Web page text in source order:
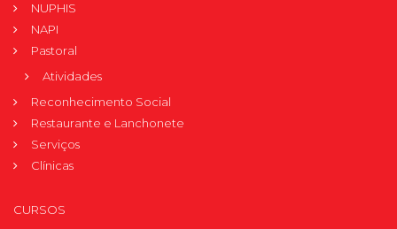
NUPHIS
NAPI
Pastoral
Atividades
Reconhecimento Social
Restaurante e Lanchonete
Serviços
Clínicas
CURSOS